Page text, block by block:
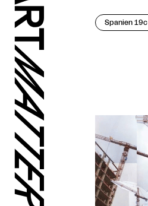
Spanien 19c